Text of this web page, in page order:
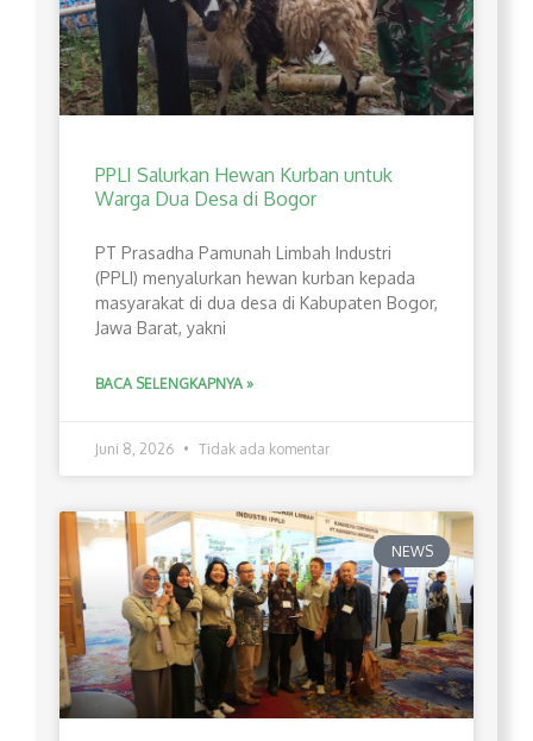
PPLI Salurkan Hewan Kurban untuk
Warga Dua Desa di Bogor
PT Prasadha Pamunah Limbah Industri
(PPLI) menyalurkan hewan kurban kepada
masyarakat di dua desa di Kabupaten Bogor,
Jawa Barat, yakni
BACA SELENGKAPNYA »
Juni 8, 2026 Tidak ada komentar
NEWS